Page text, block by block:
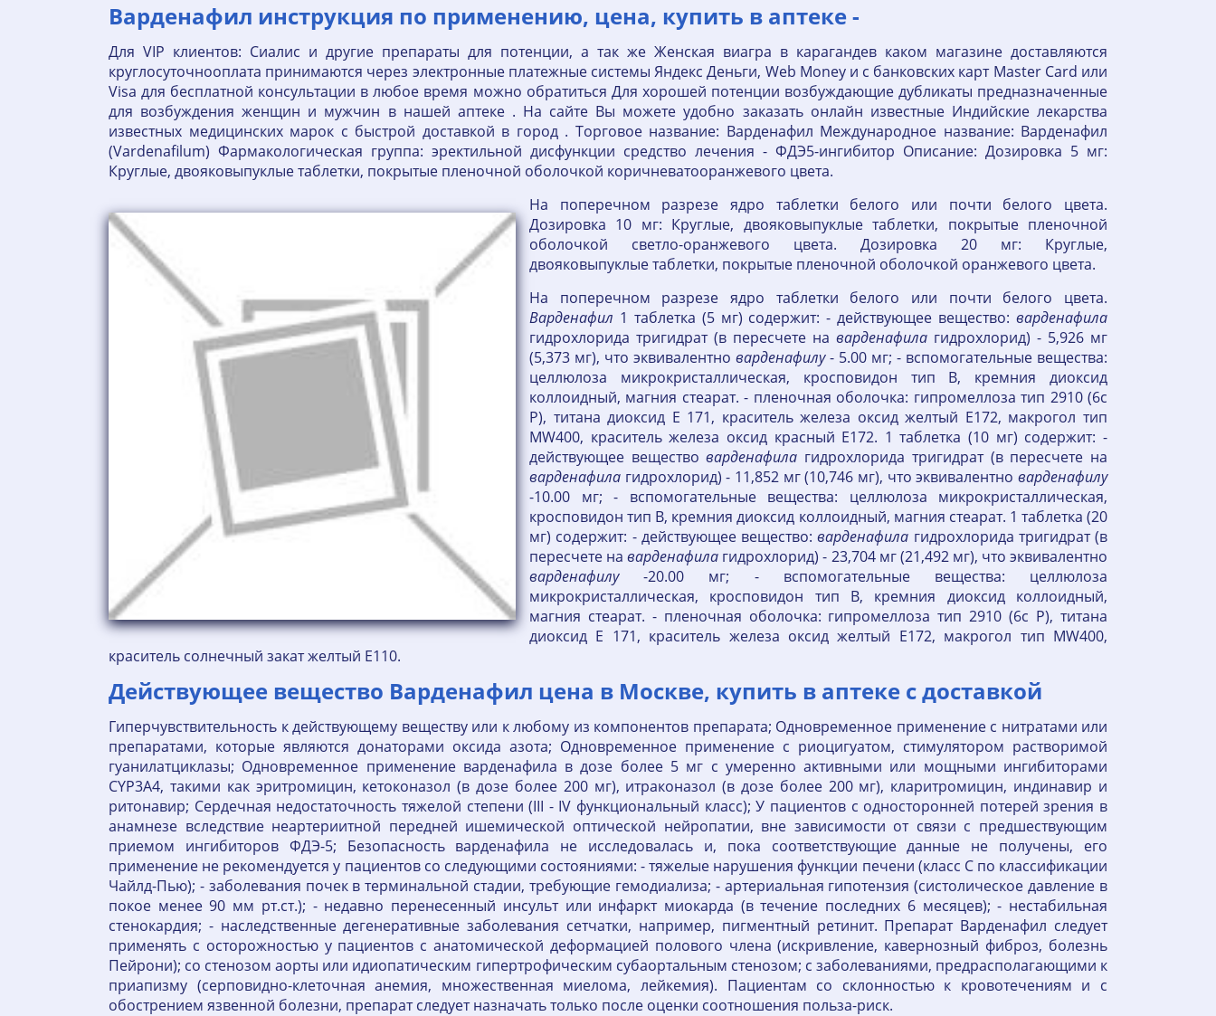
Варденафил инструкция по применению, цена, купить в аптеке -
Для VIP клиентов: Сиалис и другие препараты для потенции, а так же Женская виагра в карагандев каком магазине доставляются
круглосуточнооплата принимаются через электронные платежные системы Яндекс Деньги, Web Money и с банковских карт Master Card или
Visa для бесплатной консультации в любое время можно обратиться Для хорошей потенции возбуждающие дубликаты предназначенные
для возбуждения женщин и мужчин в нашей аптеке . На сайте Вы можете удобно заказать онлайн известные Индийские лекарства
известных медицинских марок с быстрой доставкой в город . Торговое название: Варденафил Международное название: Варденафил
(Vardenafilum) Фармакологическая группа: эректильной дисфункции средство лечения - ФДЭ5-ингибитор Описание: Дозировка 5 мг:
Круглые, двояковыпуклые таблетки, покрытые пленочной оболочкой коричневатооранжевого цвета.
На поперечном разрезе ядро таблетки белого или почти белого цвета.
Дозировка 10 мг: Круглые, двояковыпуклые таблетки, покрытые пленочной
оболочкой светло-оранжевого цвета. Дозировка 20 мг: Круглые,
двояковыпуклые таблетки, покрытые пленочной оболочкой оранжевого цвета.
На поперечном разрезе ядро таблетки белого или почти белого цвета.
Варденафил 1 таблетка (5 мг) содержит: - действующее вещество: варденафила
гидрохлорида тригидрат (в пересчете на варденафила гидрохлорид) - 5,926 мг
(5,373 мг), что эквивалентно варденафилу- 5.00 мг; - вспомогательные вещества:
целлюлоза микрокристаллическая, кросповидон тип В, кремния диоксид
коллоидный, магния стеарат. - пленочная оболочка: гипромеллоза тип 2910 (6с
Р), титана диоксид Е 171, краситель железа оксид желтый Е172, макрогол тип
MW400, краситель железа оксид красный Е172. 1 таблетка (10 мг) содержит: -
действующее веществоварденафила гидрохлорида тригидрат (в пересчете на
варденафила гидрохлорид) - 11,852 мг (10,746 мг), что эквивалентно варденафилу
-10.00 мг; - вспомогательные вещества: целлюлоза микрокристаллическая,
кросповидон тип В, кремния диоксид коллоидный, магния стеарат. 1 таблетка (20
мг) содержит: - действующее вещество:варденафила гидрохлорида тригидрат (в
пересчете наварденафила гидрохлорид) - 23,704 мг (21,492 мг), что эквивалентно
варденафилу-20.00 мг; - вспомогательные вещества: целлюлоза
микрокристаллическая, кросповидон тип В, кремния диоксид коллоидный,
магния стеарат. - пленочная оболочка: гипромеллоза тип 2910 (6с Р), титана
диоксид Е 171, краситель железа оксид желтый Е172, макрогол тип MW400,
краситель солнечный закат желтый Е110.
Действующее вещество Варденафил цена в Москве, купить в аптеке с доставкой
Гиперчувствительность к действующему веществу или к любому из компонентов препарата; Одновременное применение с нитратами или
препаратами, которые являются донаторами оксида азота; Одновременное применение с риоцигуатом, стимулятором растворимой
гуанилатциклазы; Одновременное применение варденафила в дозе более 5 мг с умеренно активными или мощными ингибиторами
CYP3A4, такими как эритромицин, кетоконазол (в дозе более 200 мг), итраконазол (в дозе более 200 мг), кларитромицин, индинавир и
ритонавир; Сердечная недостаточность тяжелой степени (III - IV функциональный класс); У пациентов с односторонней потерей зрения в
анамнезе вследствие неартериитной передней ишемической оптической нейропатии, вне зависимости от связи с предшествующим
приемом ингибиторов ФДЭ-5; Безопасность варденафила не исследовалась и, пока соответствующие данные не получены, его
применение не рекомендуется у пациентов со следующими состояниями: - тяжелые нарушения функции печени (класс С по классификации
Чайлд-Пью); - заболевания почек в терминальной стадии, требующие гемодиализа; - артериальная гипотензия (систолическое давление в
покое менее 90 мм рт.ст.); - недавно перенесенный инсульт или инфаркт миокарда (в течение последних 6 месяцев); - нестабильная
стенокардия; - наследственные дегенеративные заболевания сетчатки, например, пигментный ретинит. Препарат Варденафил следует
применять с осторожностью у пациентов с анатомической деформацией полового члена (искривление, кавернозный фиброз, болезнь
Пейрони); со стенозом аорты или идиопатическим гипертрофическим субаортальным стенозом; с заболеваниями, предрасполагающими к
приапизму (серповидно-клеточная анемия, множественная миелома, лейкемия). Пациентам со склонностью к кровотечениям и с
обострением язвенной болезни, препарат следует назначать только после оценки соотношения польза-риск.